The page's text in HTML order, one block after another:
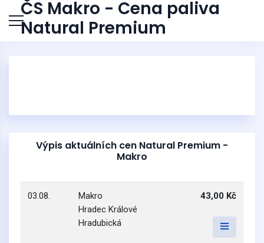
ČS Makro - Cena paliva
Natural Premium
Výpis aktuálních cen Natural Premium -
Makro
03.08.
Makro
Hradec Králové
Hradubická
43,00 Kč